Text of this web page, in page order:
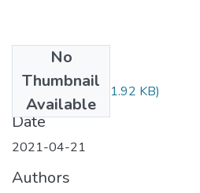
No
Thumbnail
Available
Audiovisual.pdf(31.92 KB)
Date
2021-04-21
Authors